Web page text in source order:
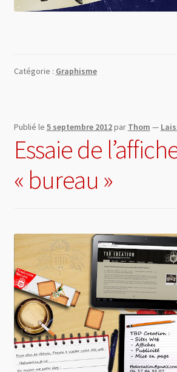
Catégorie : Graphisme
Publié le 5 septembre 2012par Thom —
Essaie de
« bureau »